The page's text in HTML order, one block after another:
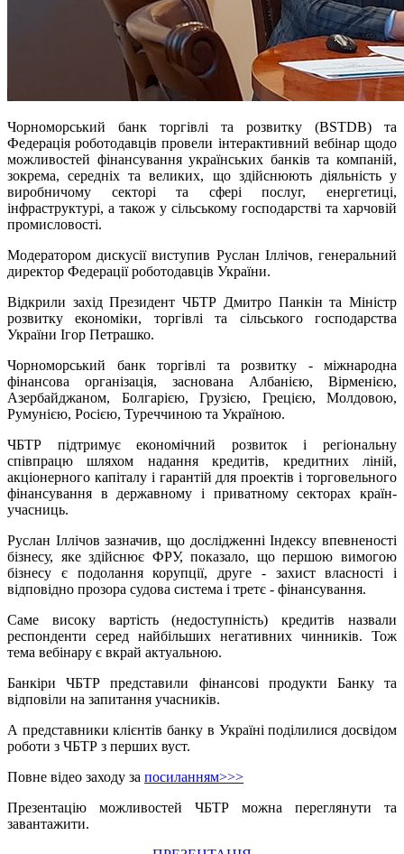
Чорноморський банк торгівлі та розвитку (BSTDB) та
Федерація роботодавців провели інтерактивний вебінар щодо
можливостей фінансування українських банків та компаній,
зокрема, середніх та великих, що здійснюють діяльність у
виробничому секторі та сфері послуг, енергетиці,
інфраструктурі, а також у сільському господарстві та харчовій
промисловості.
Модератором дискусії виступив Руслан Іллічов, генеральний
директор Федерації роботодавців України.
Відкрили захід Президент ЧБТР Дмитро Панкін та Міністр
розвитку економіки, торгівлі та сільського господарства
України Ігор Петрашко.
Чорноморський банк торгівлі та розвитку - міжнародна
фінансова організація, заснована Албанією, Вірменією,
Азербайджаном, Болгарією, Грузією, Грецією, Молдовою,
Румунією, Росією, Туреччиною та Україною.
ЧБТР підтримує економічний розвиток і регіональну
співпрацю шляхом надання кредитів, кредитних ліній,
акціонерного капіталу і гарантій для проектів і торговельного
фінансування в державному і приватному секторах країн-
учасниць.
Руслан Іллічов зазначив, що дослідженні Індексу впевненості
бізнесу, яке здійснює ФРУ, показало, що першою вимогою
бізнесу є подолання корупції, друге - захист власності і
відповідно прозора судова система і третє - фінансування.
Саме високу вартість (недоступність) кредитів назвали
респонденти серед найбільших негативних чинників. Тож
тема вебінару є вкрай актуальною.
Банкіри ЧБТР представили фінансові продукти Банку та
відповіли на запитання учасників.
А представники клієнтів банку в Україні поділилися досвідом
роботи з ЧБТР з перших вуст.
Повне відео заходу за посиланням>>>
Презентацію можливостей ЧБТР можна переглянути та
завантажити.